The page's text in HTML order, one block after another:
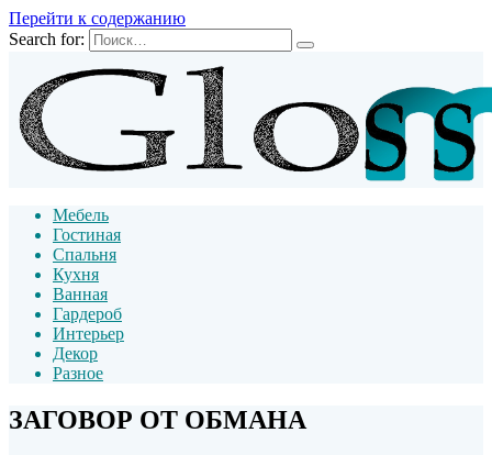
Перейти к содержанию
Search for:
Мебель
Гостиная
Спальня
Кухня
Ванная
Гардероб
Интерьер
Декор
Разное
ЗАГОВОР ОТ ОБМАНА